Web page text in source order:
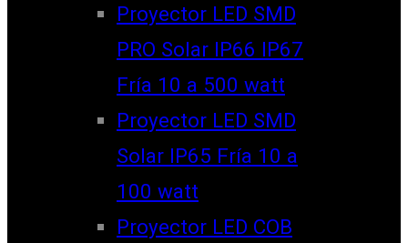
Proyector LED SMD
PRO Solar IP66 IP67
Fría 10 a 500 watt
Proyector LED SMD
Solar IP65 Fría 10 a
100 watt
Proyector LED COB